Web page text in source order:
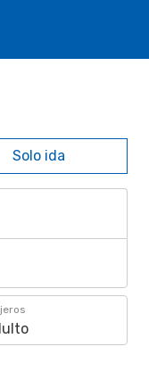
Solo ida